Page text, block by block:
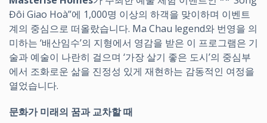
Đôi Giao Hoà”에 1,000명 이상의 하객을 맞이하며 이벤트
계의 중심으로 떠올랐습니다. Ma Chau legend와 번영을 의
미하는 ‘배산임수’의 지형에서 영감을 받은 이 프로그램은 기
술과 예술이 나란히 걸으며 ‘가장 살기 좋은 도시’의 중심부
에서 조화로운 삶을 진정성 있게 재현하는 감동적인 여정을
열었습니다.
문화가 미래의 꿈과 교차할 때